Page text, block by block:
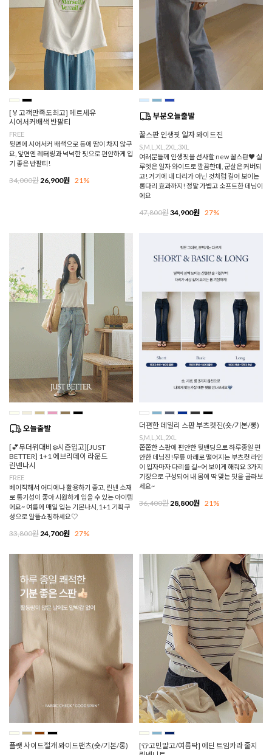
[🏅고객만족도최고] 메르세유
시어서커배색 반팔티
FREE
뒷면에 시어서커 배색으로 등에 땀이 차지 않구
요, 앞면엔 레터링과 넉넉한 핏으로 편안하게 입
기 좋은 반팔티!
34,000원 26,900원 21%
꿀스판 인생핏 일자 와이드진
S,M,L,XL,2XL,3XL
여러분들께 인생핏을 선사할 new 꿀스판♥ 실
루엣은 일자 와이드로 깔끔한데, 군살은 커버되
고! 거기에 내 다리가 아닌 것처럼 길어 보이는
롱다리 효과까지! 정말 가볍고 소프트한 데님이
에요
47,800원34,900원 27%
[💕무더위대비❄️시즌입고][JUST
BETTER] 1+1 에브리데이 라운드
린넨나시
FREE
베이직해서 어디에나 활용하기 좋고, 린넨 소재
로 통기성이 좋아 시원하게 입을 수 있는 아이템
에요~ 여름에 매일 입는 기본나시, 1+1 기획구
성으로 알뜰쇼핑하세요♡
33,800원 24,700원 27%
더편한 데일리 스판 부츠컷진(숏/기본/롱)
S,M,L,XL,2XL
쫀쫀한 스판에 편안한 뒷밴딩으로 하루종일 편
안한 데님진!무릎 아래로 떨어지는 부츠컷 라인
이 입자마자 다리를 길~어 보이게 해줘요 3가지
기장으로 구성되어 내 몸에 딱 맞는 핏을 골라보
세요~
36,400원 28,800원 21%
플랫 사이드절개 와이드팬츠(숏/기본/롱)
[👕고민말고/여름딱] 에딘 트임카라 줄지